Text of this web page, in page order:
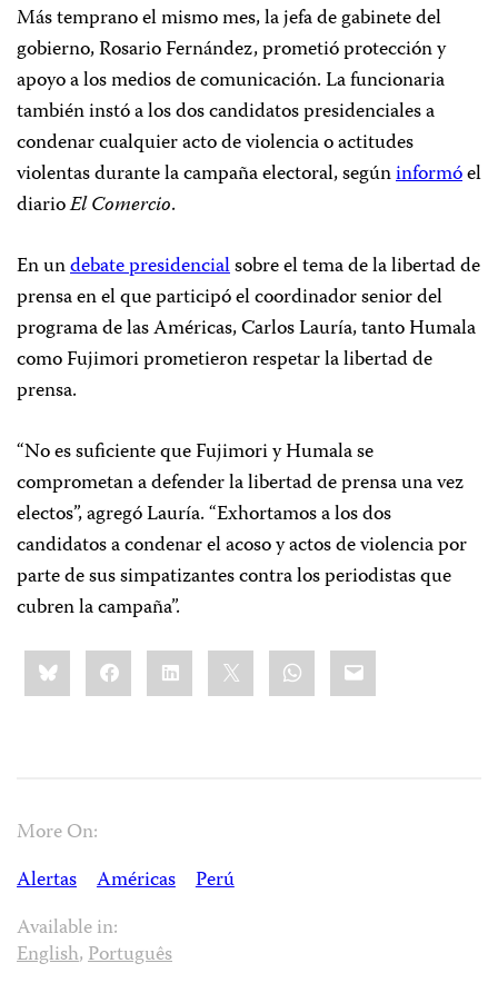
Más temprano el mismo mes, la jefa de gabinete del
gobierno, Rosario Fernández, prometió protección y
apoyo a los medios de comunicación. La funcionaria
también instó a los dos candidatos presidenciales a
condenar cualquier acto de violencia o actitudes
violentas durante la campaña electoral, segúninformóel
diarioEl Comercio.
En undebate presidencialsobre el tema de la libertad de
prensa en el que participó el coordinador senior del
programa de las Américas, Carlos Lauría, tanto Humala
como Fujimori prometieron respetar la libertad de
prensa.
“No es suficiente que Fujimori y Humala se
comprometan a defender la libertad de prensa una vez
electos”, agregó Lauría. “Exhortamos a los dos
candidatos a condenar el acoso y actos de violencia por
parte de sus simpatizantes contra los periodistas que
cubren la campaña”.
Share
this:BlueskyFacebookLinkedIn WhatsApp
Email
More On:
Alertas
Américas
Perú
Available in:
English,Português